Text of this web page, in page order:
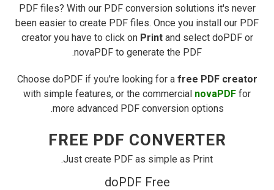
PDF files? With our PDF conversion solutions it's never
been easier to create PDF files. Once you install our PDF
creator you have to click on Printand select doPDF or
novaPDF to generate the PDF.
Choose doPDF if you're looking for a free PDF creator
with simple features, or the commercial novaPDF for
more advanced PDF conversion options.
FREE PDF CONVERTER
Just create PDF as simple as Print.
doPDF Free